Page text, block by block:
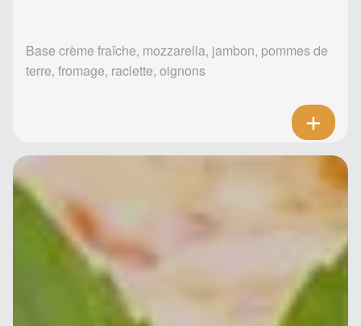
Base crème fraîche, mozzarella, jambon, pommes de
terre, fromage, raclette, oignons